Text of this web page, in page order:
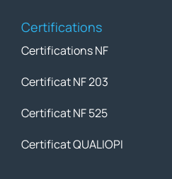
Certifications
Certifications NF
Certificat NF 203
Certificat NF 525
Certificat QUALIOPI